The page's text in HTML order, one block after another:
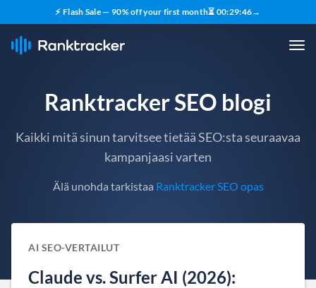
⚡ Flash Sale — 90% off your first month⏳ 00:29:45→
Ranktracker SEO blogi
Kaikki mitä sinun tarvitsee tietää SEO:sta seuraavaa
kampanjaasi varten
Älä unohda tarkistaa Ranktracker SEO opas
AI SEO-VERTAILUT
Claude vs. Surfer AI (2026):